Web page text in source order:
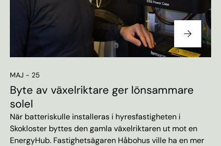
MAJ - 25
Byte av växelriktare ger lönsammare
solel
När batteriskulle installeras i hyresfastigheten i
Skokloster byttes den gamla växelriktaren ut mot en
EnergyHub. Fastighetsägaren Håbohus ville ha en mer